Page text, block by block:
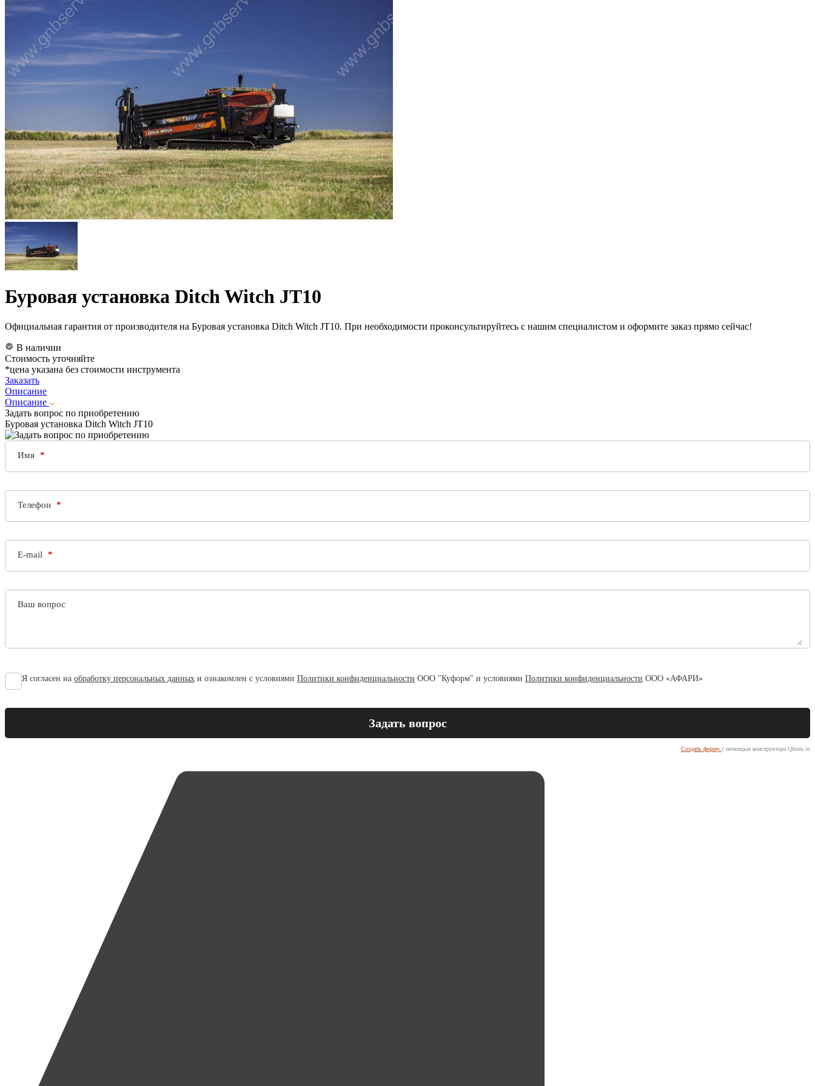
Буровая установка Ditch Witch JT10
Официальная гарантия от производителя на Буровая установка Ditch Witch JT10. При необходимости проконсультируйтесь с нашим специалистом и оформите заказ прямо сейчас!
В наличии
Стоимость уточняйте
*цена указана без стоимости инструмента
Заказать
Описание
Описание
Задать вопрос по приобретению
Буровая установка Ditch Witch JT10
Имя
Телефон
E-mail
Ваш вопрос
Я согласен на обработку персональных данных и ознакомлен с условиями Политики конфиденциальности ООО "Куформ" и условиями Политики конфиденциальности ООО «АФАРИ»
Создать форму с помощью конструктора Qform.io